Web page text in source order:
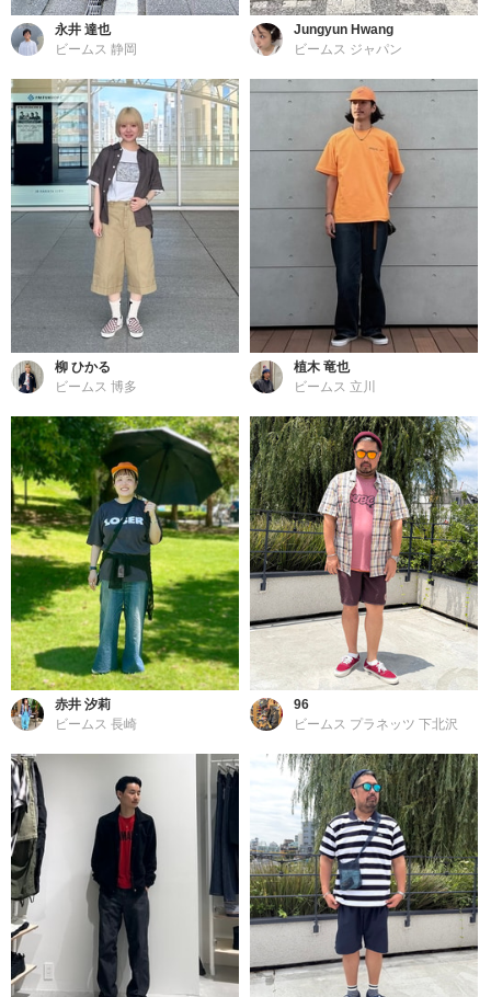
永井 達也
ビームス 静岡
Jungyun Hwang
ビームス ジャパン
柳 ひかる
ビームス 博多
植木 竜也
ビームス 立川
赤井 汐莉
ビームス 長崎
96
ビームス プラネッツ 下北沢